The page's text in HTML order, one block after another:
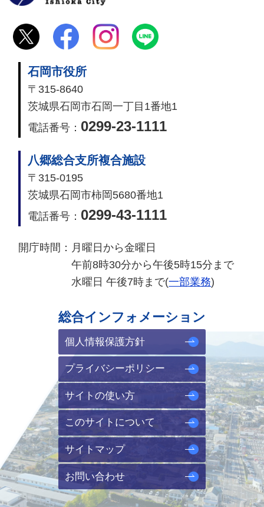
石岡市役所
〒315-8640
茨城県石岡市石岡一丁目1番地1
電話番号： 0299-23-1111
八郷総合支所複合施設
〒315-0195
茨城県石岡市柿岡5680番地1
電話番号： 0299-43-1111
開庁時間： 月曜日から金曜日
午前8時30分から午後5時15分まで
水曜日 午後7時まで(一部業務)
総合インフォメーション
個人情報保護方針
プライバシーポリシー
サイトの使い方
このサイトについて
サイトマップ
お問い合わせ